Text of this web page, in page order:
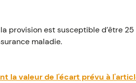
provision est susceptible d’être
maladie.
la valeur de l'écart prévu à